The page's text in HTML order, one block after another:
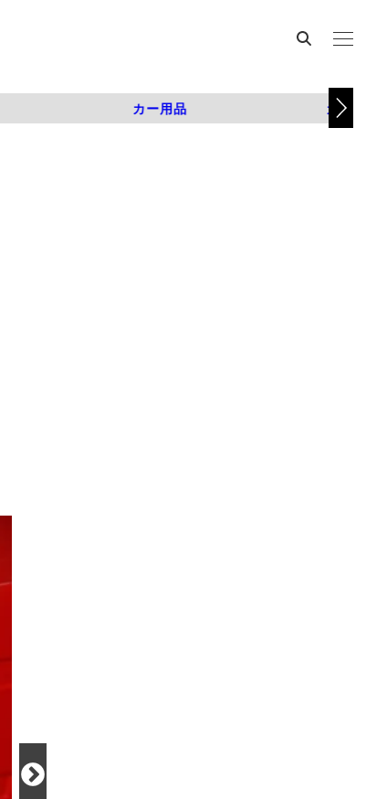
カー用品 カスタム